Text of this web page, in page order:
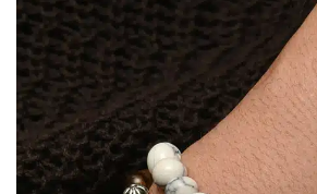
הוסף